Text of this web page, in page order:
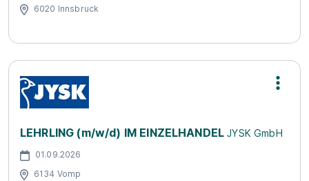
6020 Innsbruck
LEHRLING (m/w/d) IM EINZELHANDELJYSK GmbH
01.09.2026
6134 Vomp